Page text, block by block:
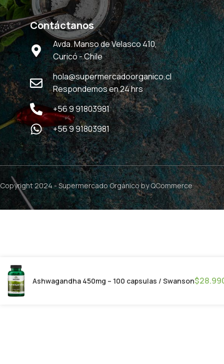
Contáctanos
Avda. Manso de Velasco 410,
Curicó - Chile
hola@supermercadoorganico.cl
Respondemos en 24 hrs
+56 9 91803981
+56 9 91803981
Copyright 2024 -Supermercado Orgánicoby QCommerce
Ashwagandha 450mg – 100 capsulas / Swanson$